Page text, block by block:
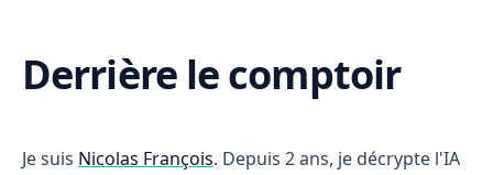
Derrière le comptoir
Je suis Nicolas François. Depuis 2 ans, je décrypte l'IA